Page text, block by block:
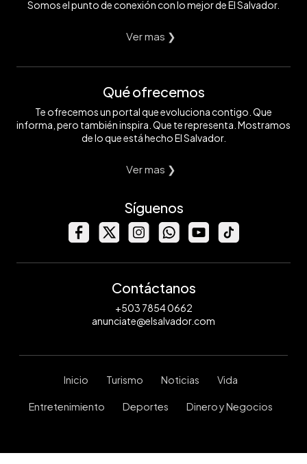
Somos el punto de conexión con lo mejor de El Salvador.
Ver mas ❯
Qué ofrecemos
Te ofrecemos un portal que evoluciona contigo. Que
informa, pero también inspira. Que te representa. Mostramos
de lo que está hecho El Salvador.
Ver mas ❯
Síguenos
Contáctanos
+503 7854 0662
anunciate@elsalvador.com
Inicio Turismo Noticias Vida
Entretenimiento Deportes Dinero y Negocios